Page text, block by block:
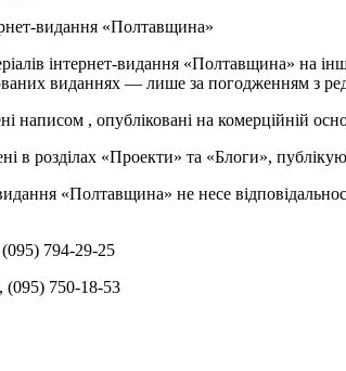
видання «Полтавщина»
інтернет-видання «Полтавщина» на
виданнях — лише за погодженням з
написом , опубліковані на комерційній
в розділах «Проекти» та «Блоги»,
«Полтавщина» не несе
(095) 794-29-25
, (095) 750-18-53